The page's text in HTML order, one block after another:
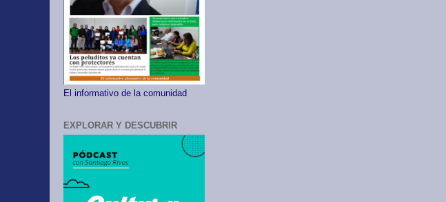
El informativo de la comunidad
EXPLORAR Y DESCUBRIR